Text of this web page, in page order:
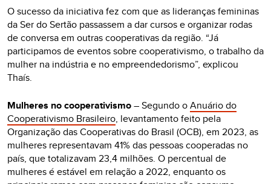
O sucesso da iniciativa fez com que as lideranças femininas
da Ser do Sertão passassem a dar cursos e organizar rodas
de conversa em outras cooperativas da região. “Já
participamos de eventos sobre cooperativismo, o trabalho da
mulher na indústria e no empreendedorismo”, explicou
Thaís.
Mulheres no cooperativismo– Segundo oAnuário do
Cooperativismo Brasileiro, levantamento feito pela
Organização das Cooperativas do Brasil (OCB), em 2023, as
mulheres representavam 41% das pessoas cooperadas no
país, que totalizavam 23,4 milhões. O percentual de
mulheres é estável em relação a 2022, enquanto os